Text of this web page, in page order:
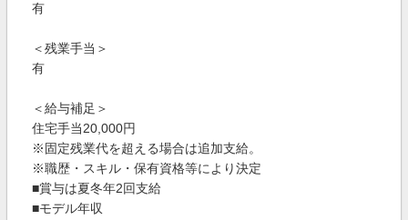
有
＜残業手当＞
有
＜給与補足＞
住宅手当20,000円
※固定残業代を超える場合は追加支給。
※職歴・スキル・保有資格等により決定
■賞与は夏冬年2回支給
■モデル年収